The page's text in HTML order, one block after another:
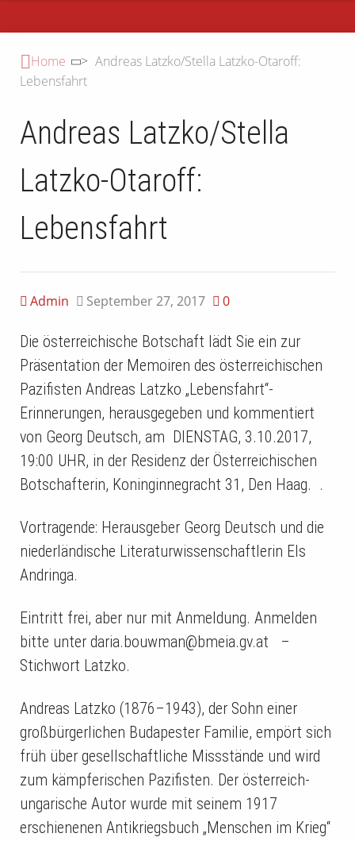
Menu
Home > Andreas Latzko/Stella Latzko-Otaroff:
Lebensfahrt
Andreas Latzko/Stella
Latzko-Otaroff:
Lebensfahrt
Admin September 27, 2017 0
Die österreichische Botschaft lädt Sie ein zur
Präsentation der Memoiren des österreichischen
Pazifisten Andreas Latzko „Lebensfahrt“-
Erinnerungen, herausgegeben und kommentiert
von Georg Deutsch, am DIENSTAG, 3.10.2017,
19:00 UHR, in der Residenz der Österreichischen
Botschafterin, Koninginnegracht 31, Den Haag. .
Vortragende: Herausgeber Georg Deutsch und die
niederländische Literaturwissenschaftlerin Els
Andringa.
Eintritt frei, aber nur mit Anmeldung. Anmelden
bitte unter daria.bouwman@bmeia.gv.at –
Stichwort Latzko.
Andreas Latzko (1876–1943), der Sohn einer
großbürgerlichen Budapester Familie, empört sich
früh über gesellschaftliche Missstände und wird
zum kämpferischen Pazifisten. Der österreich-
ungarische Autor wurde mit seinem 1917
erschienenen Antikriegsbuch „Menschen im Krieg“